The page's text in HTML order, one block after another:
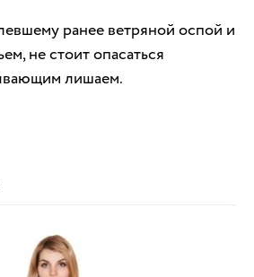
ранее ветряной оспой и
не стоит опасаться
лишаем.